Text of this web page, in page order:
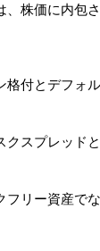
、株価に内包
格付とデフォ
クスプレッド
リー資産で